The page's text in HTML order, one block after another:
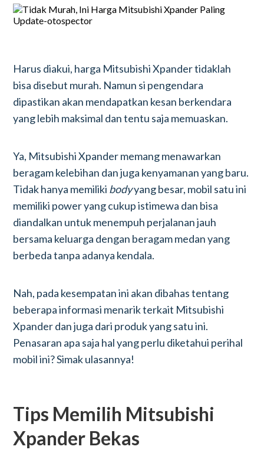
Harus diakui, harga Mitsubishi Xpander tidaklah
bisa disebut murah. Namun si pengendara
dipastikan akan mendapatkan kesan berkendara
yang lebih maksimal dan tentu saja memuaskan.
Ya, Mitsubishi Xpander memang menawarkan
beragam kelebihan dan juga kenyamanan yang baru.
Tidak hanya memiliki bodyyang besar, mobil satu ini
memiliki power yang cukup istimewa dan bisa
diandalkan untuk menempuh perjalanan jauh
bersama keluarga dengan beragam medan yang
berbeda tanpa adanya kendala.
Nah, pada kesempatan ini akan dibahas tentang
beberapa informasi menarik terkait Mitsubishi
Xpander dan juga dari produk yang satu ini.
Penasaran apa saja hal yang perlu diketahui perihal
mobil ini? Simak ulasannya!
Tips Memilih Mitsubishi
Xpander Bekas